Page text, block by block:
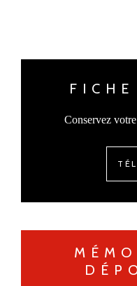
Conservez